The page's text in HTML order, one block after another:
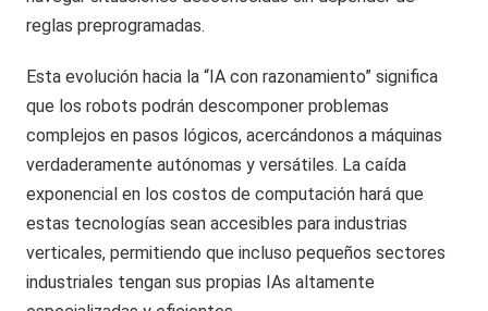
reglas preprogramadas.
Esta evolución hacia la “IA con razonamiento” significa
que los robots podrán descomponer problemas
complejos en pasos lógicos, acercándonos a máquinas
verdaderamente autónomas y versátiles. La caída
exponencial en los costos de computación hará que
estas tecnologías sean accesibles para industrias
verticales, permitiendo que incluso pequeños sectores
industriales tengan sus propias IAs altamente